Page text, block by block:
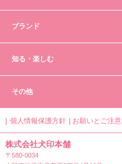
ブランド
知る・楽しむ
その他
個人情報保護方針 お願いとご注意
株式会社犬印本舗
〒580-0034